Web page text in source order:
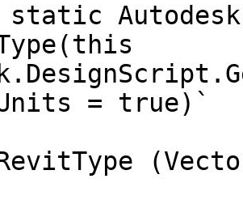
= true)`